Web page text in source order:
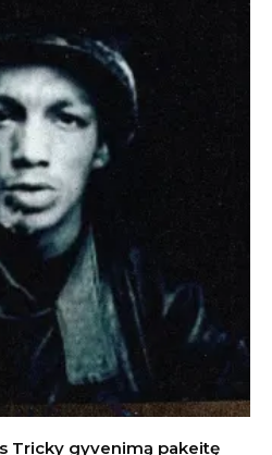
Tricky gyvenimą pakeitę